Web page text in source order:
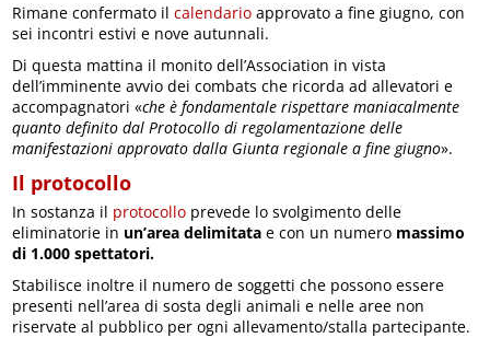
Rimane confermato ilcalendario approvato a fine giugno, con
sei incontri estivi e nove autunnali.
Di questa mattina il monito dell’Association in vista
dell’imminente avvio dei combats che ricorda ad allevatori e
accompagnatori «che è fondamentale rispettare maniacalmente
quanto definito dal Protocollo di regolamentazione delle
manifestazioni approvato dalla Giunta regionale a fine giugno».
Il protocollo
In sostanza il protocollo prevede lo svolgimento delle
eliminatorie in un’area delimitata e con un numero massimo
di 1.000 spettatori.
Stabilisce inoltre il numero de soggetti che possono essere
presenti nell’area di sosta degli animali e nelle aree non
riservate al pubblico per ogni allevamento/stalla partecipante.